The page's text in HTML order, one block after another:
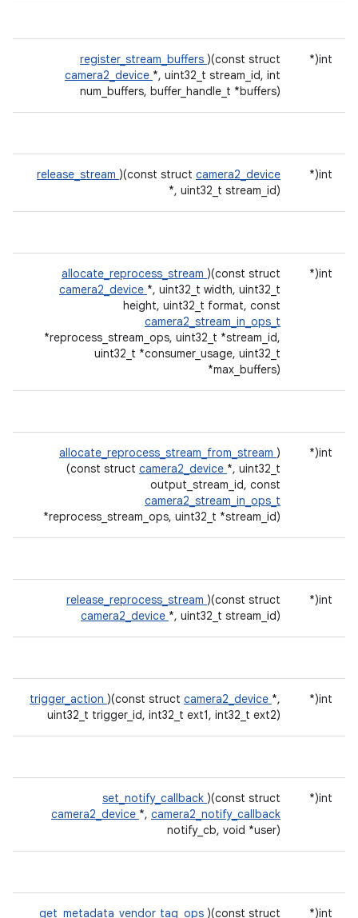
int(*
register_stream_buffers )(const struct
camera2_device *, uint32_t stream_id, int
num_buffers, buffer_handle_t *buffers)
int(*
release_stream )(const struct camera2_device
*, uint32_t stream_id)
int(*
allocate_reprocess_stream )(const struct
camera2_device *, uint32_t width, uint32_t
height, uint32_t format, const
camera2_stream_in_ops_t
*reprocess_stream_ops, uint32_t *stream_id,
uint32_t *consumer_usage, uint32_t
*max_buffers)
int(*
allocate_reprocess_stream_from_stream )
(const struct camera2_device *, uint32_t
output_stream_id, const
camera2_stream_in_ops_t
*reprocess_stream_ops, uint32_t *stream_id)
int(*
release_reprocess_stream )(const struct
camera2_device *, uint32_t stream_id)
int(*
trigger_action )(const struct camera2_device *,
uint32_t trigger_id, int32_t ext1, int32_t ext2)
int(*
set_notify_callback )(const struct
camera2_device *, camera2_notify_callback
notify_cb, void *user)
int(*
get_metadata_vendor_tag_ops )(const struct